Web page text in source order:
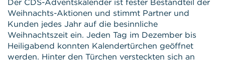
Der CDS-Adventskalender ist fester Bestandteil der
Weihnachts-Aktionen und stimmt Partner und
Kunden jedes Jahr auf die besinnliche
Weihnachtszeit ein. Jeden Tag im Dezember bis
Heiligabend konnten Kalendertürchen geöffnet
werden. Hinter den Türchen versteckten sich an